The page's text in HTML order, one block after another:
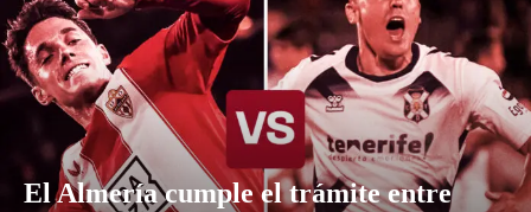
El Almería cumple el trámite entre